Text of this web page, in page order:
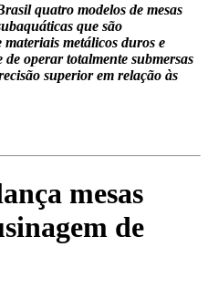
quatro modelos de mesas
que são
metálicos duros e
de operar totalmente submersas
superior em relação às
mesas
de